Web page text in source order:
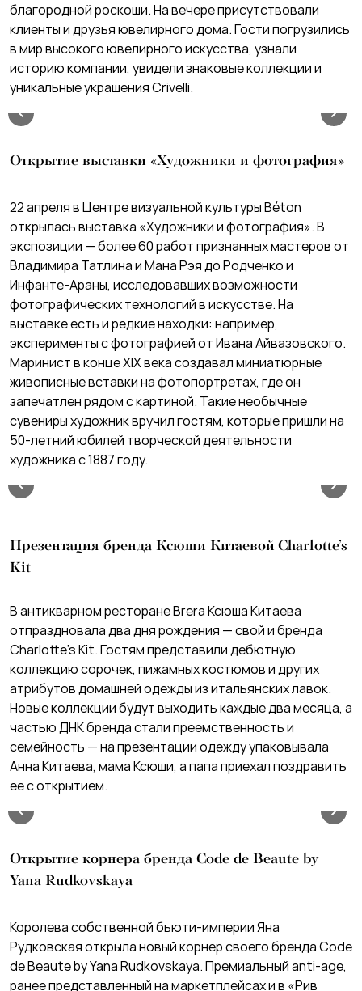
благородной роскоши. На вечере присутствовали
клиенты и друзья ювелирного дома. Гости погрузились
в мир высокого ювелирного искусства, узнали
историю компании, увидели знаковые коллекции и
уникальные украшения Crivelli.
Открытие выставки «Художники и фотография»
22 апреля в Центре визуальной культуры Béton
открылась выставка «Художники и фотография». В
экспозиции — более 60 работ признанных мастеров от
Владимира Татлина и Мана Рэя до Родченко и
Инфанте-Араны, исследовавших возможности
фотографических технологий в искусстве. На
выставке есть и редкие находки: например,
эксперименты с фотографией от Ивана Айвазовского.
Маринист в конце XIX века создавал миниатюрные
живописные вставки на фотопортретах, где он
запечатлен рядом с картиной. Такие необычные
сувениры художник вручил гостям, которые пришли на
50-летний юбилей творческой деятельности
художника с 1887 году.
Презентация бренда Ксюши Китаевой Charlotte’s
Kit
В антикварном ресторане Brera Ксюша Китаева
отпраздновала два дня рождения — свой и бренда
Charlotte’s Kit. Гостям представили дебютную
коллекцию сорочек, пижамных костюмов и других
атрибутов домашней одежды из итальянских лавок.
Новые коллекции будут выходить каждые два месяца, а
частью ДНК бренда стали преемственность и
семейность — на презентации одежду упаковывала
Анна Китаева, мама Ксюши, а папа приехал поздравить
ее с открытием.
Открытие корнера бренда Code de Beaute by
Yana Rudkovskaya
Королева собственной бьюти-империи Яна
Рудковская открыла новый корнер своего бренда Code
de Beaute by Yana Rudkovskaya. Премиальный anti-age,
ранее представленный на маркетплейсах и в «Рив